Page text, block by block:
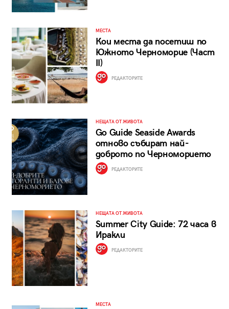
МЕСТА
Кои места да посетиш по
Южното Черноморие (Част
II)
РЕДАКТОРИТЕ
НЕЩАТА ОТ ЖИВОТА
Go Guide Seaside Awards
отново събират най-
доброто по Черноморието
РЕДАКТОРИТЕ
НЕЩАТА ОТ ЖИВОТА
Summer City Guide: 72 часа в
Иракли
РЕДАКТОРИТЕ
МЕСТА